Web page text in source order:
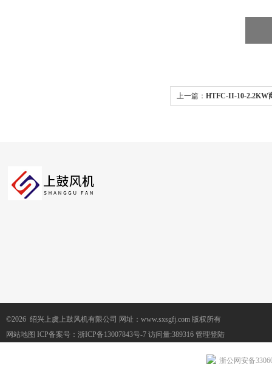
上一篇： HTFC-II-10-2.2KW
©2026 绍兴上虞上鼓风机有限公司 网址：www.sxsgfj.com 版权所有
网站地图 ICP备案号： 浙ICP备13007843号-7 访问量:389316 管理登陆
浙公网安备